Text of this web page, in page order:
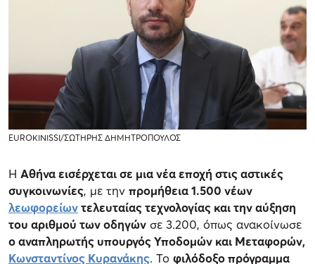
EUROKINISSI/ΣΩΤΗΡΗΣ ΔΗΜΗΤΡΟΠΟΥΛΟΣ
Η Αθήνα εισέρχεται σε μια νέα εποχή στις αστικές
συγκοινωνίες, με την προμήθεια 1.500 νέων
λεωφορείωντελευταίας τεχνολογίας και την αύξηση
του αριθμού των οδηγών σε 3.200, όπως ανακοίνωσε
ο αναπληρωτής υπουργός Υποδομών και Μεταφορών,
Κωνσταντίνος Κυρανάκης. Το φιλόδοξο πρόγραμμα